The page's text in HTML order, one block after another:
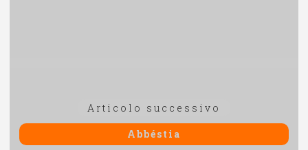
Articolo successivo
Abbéstia